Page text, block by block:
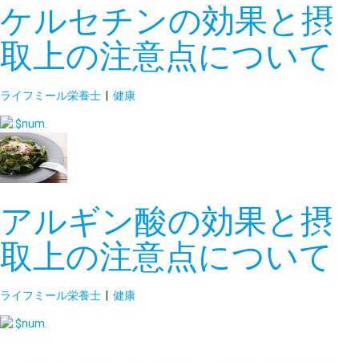
ケルセチンの効果と摂
取上の注意点について
ライフミール栄養士 | 健康
アルギン酸の効果と摂
取上の注意点について
ライフミール栄養士 | 健康